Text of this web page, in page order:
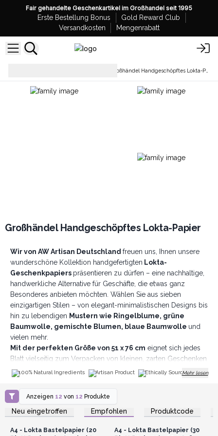
Fair gehandelte Geschenkartikel im Großhandel seit 1995
Erste Bestellung Bonus
Gold Reward Club
Versandkosten
Mengenrabatt
Großhändel Handgeschöpftes Lokta-Papier
Wir von AW Artisan Deutschland freuen uns, Ihnen unsere
wunderschöne Kollektion handgefertigten Lokta-
Geschenkpapiers präsentieren zu dürfen – eine nachhaltige,
handwerkliche Alternative für Geschäfte, die etwas ganz
Besonderes anbieten möchten. Wählen Sie aus sieben
einzigartigen Stilen – von elegant-minimalistischen Designs bis
hin zu lebendigen Mustern wie Ringelblume, grüne
Baumwolle, gemischte Blumen, blaue Baumwolle und
vielen mehr.
Mit der perfekten Größe von 51 x 76 cm eignet sich jedes
Blatt vielseitig zum Verpacken von kleinen, zarten Geschenken
bis hin zu größeren Paketen. Ob für liebevolle
Verpackungen – dieses Papier wertet die Präsentation sofort
auf und verleiht jedem Geschenk eine besondere Bedeutung.
Aber es geht nicht nur um Optik. Dieses Papier hat eine
handgefertigt, aus der Rinde des Daphne Papyracea–
100% Natural Ingredients Artisan Product Ethically SourcedMehr lesen
Anzeigen 12 von 12 Produkte
Neu eingetroffen Empfohlen Produktcode
Anmelden oder
Registrieren für
Großhandelspreise
A4 - Lokta Bastelpapier (20
Registrieren für
Großhandelspreise
A4 - Lokta Bastelpapier (30